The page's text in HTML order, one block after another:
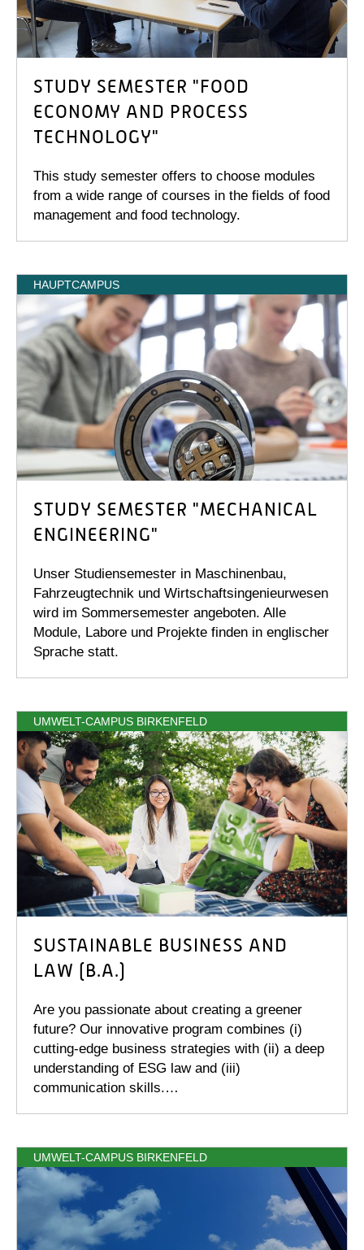
STUDY SEMESTER "FOOD
ECONOMY AND PROCESS
TECHNOLOGY"
This study semester offers to choose modules
from a wide range of courses in the fields of food
management and food technology.
HAUPTCAMPUS
STUDY SEMESTER "MECHANICAL
ENGINEERING"
Unser Studiensemester in Maschinenbau,
Fahrzeugtechnik und Wirtschaftsingenieurwesen
wird im Sommersemester angeboten. Alle
Module, Labore und Projekte finden in englischer
Sprache statt.
UMWELT-CAMPUS BIRKENFELD
SUSTAINABLE BUSINESS AND
LAW (B.A.)
Are you passionate about creating a greener
future? Our innovative program combines (i)
cutting-edge business strategies with (ii) a deep
understanding of ESG law and (iii)
communication skills.…
UMWELT-CAMPUS BIRKENFELD